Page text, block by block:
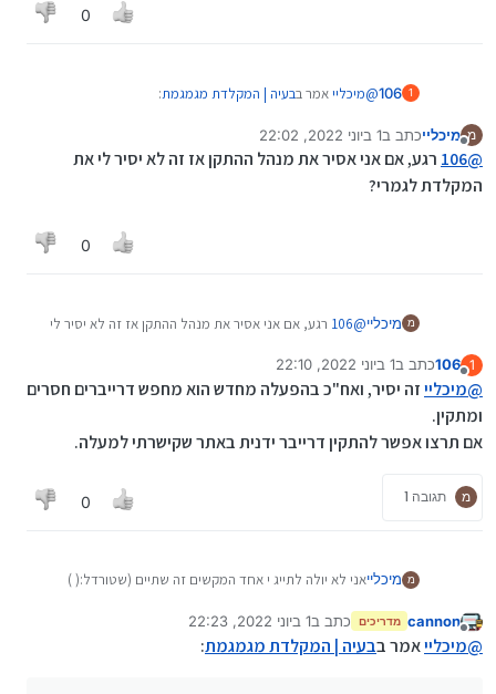
תפתחו מנהל ההתקנים קליק ימני על הדרייבר של המקלדת,
0
1
106
@מיכלייאמר בבעיה | המקלדת מגמגמת:
HP EliteBook 820 G3
אגב, צריך להפעיל לחץ כל הקלדה מחדש - או רק בפעם
מ
מנותק
מיכלייכתב ב1 ביוני 2022, 22:02
נערך לאחרונה על ידי
@
106 רגע, אם אני אסיר את מנהל ההתקן אז זה לא יסיר לי את
המקלדת לגמרי?
0
מ מיכליי@
106 רגע, אם אני אסיר את מנהל ההתקן אז זה לא יסיר לי
1
מנותק
106כתב ב1 ביוני 2022, 22:10
נערך לאחרונה על ידי
@מיכלייזה יסיר, ואח"כ בהפעלה מחדש הוא מחפש דרייברים חסרים
ומתקין.
אם תרצו אפשר להתקין דרייבר ידנית באתר שקישרתי למעלה.
מ תגובה 1 0
מ מיכלייאני לא יולה לתייג י אחד המקשים זה שתיים (שטורדל:( )
מנותק
cannon מדריכים כתב ב1 ביוני 2022, 22:23
נערך לאחרונה על ידי cannon6 בינו׳ 2022, 22:24
@מיכלייאמר בבעיה | המקלדת מגמגמת: